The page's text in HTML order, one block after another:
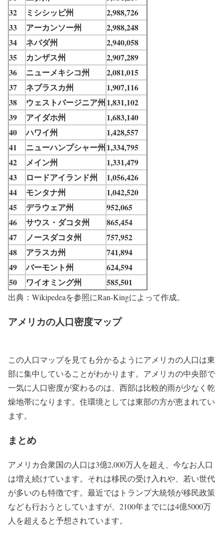
32
ミシシッピ州
2,988,726
33
アーカンソー州
2,988,248
34
ネバダ州
2,940,058
35
カンザス州
2,907,289
36
ニューメキシコ州
2,081,015
37
ネブラスカ州
1,907,116
38
ウェストバージニア州1,831,102
39
アイダホ州
1,683,140
40
ハワイ州
1,428,557
41
ニューハンプシャー州1,334,795
42
メイン州
1,331,479
43
ロードアイランド州
1,056,426
44
モンタナ州
1,042,520
45
デラウェア州
952,065
46
サウス・ダコタ州
865,454
47
ノースダコタ州
757,952
48
アラスカ州
741,894
49
バーモント州
624,594
50
ワイオミング州 585,501
出典：Wikipedeaを参照にRan-Kingによって作成。
アメリカの人口密度マップ
この人口マップを見ても分かるようにアメリカの人口は東
部に集中していることがわかります。アメリカの中央部で
一気に人口密度が変わるのは、西部は比較的雨が少なく乾
燥地帯になります。住環境としては東部の方が恵まれてい
ます。
まとめ
アメリカ合衆国の人口は3億2,000万人を超え、今なお人口
は増え続けています。それは移民の受け入れや、若い世代
が多いのも特徴です。最近ではトランプ大統領が移民政策
なども行おうとしていますが、2100年までには4億5000万
人を超えると予想されています。